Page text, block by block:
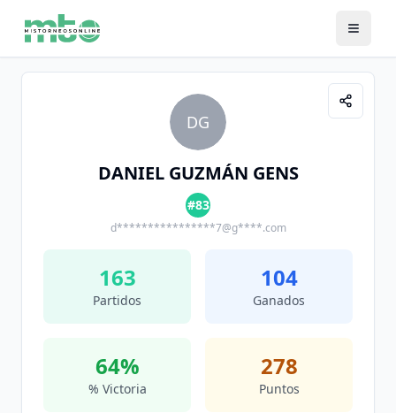
DG
DANIEL GUZMÁN GENS
#83
d****************7@g****.com
163
Partidos
104
Ganados
64%
% Victoria
278
Puntos